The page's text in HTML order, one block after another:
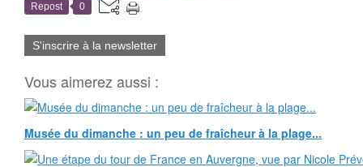
Repost 0
S'inscrire à la newsletter
Vous aimerez aussi :
Musée du dimanche : un peu de fraîcheur à la plage...